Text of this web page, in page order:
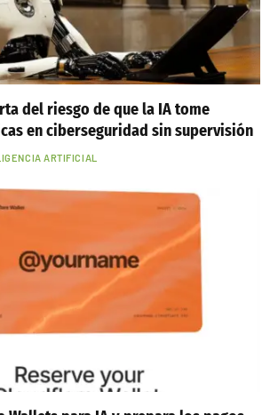
del riesgo de que la IA tome
en ciberseguridad sin supervisión
ARTIFICIAL